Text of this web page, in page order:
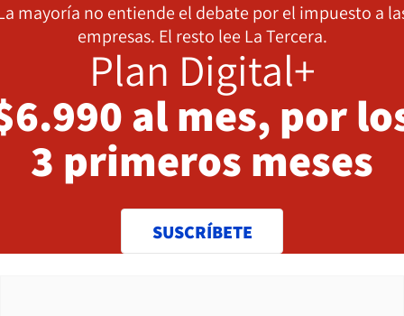
mayoría no entiende el debate por el impuesto a
empresas. El resto lee La Tercera.
Plan Digital+
al mes, por
3 primeros meses
SUSCRÍBETE